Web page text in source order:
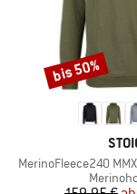
Artikel
MerinoFleece240
Rabatt
bis 50%